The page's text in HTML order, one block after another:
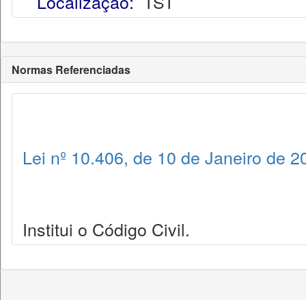
Normas Referenciadas
Lei nº 10.406, de 10 de Janeiro de
Institui o Código Civil.